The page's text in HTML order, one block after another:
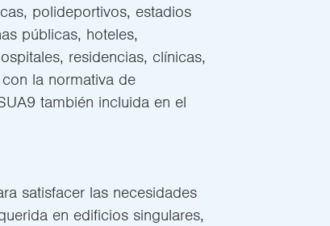
polideportivos, estadios
públicas, hoteles,
residencias, clínicas,
la normativa de
también incluida en el
satisfacer las necesidades
en edificios singulares,